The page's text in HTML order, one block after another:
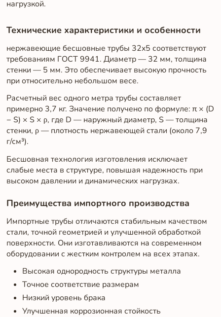
нагрузкой.
Технические характеристики и особенности
нержавеющие бесшовные трубы 32x5 соответствуют
требованиям ГОСТ 9941. Диаметр — 32 мм, толщина
стенки — 5 мм. Это обеспечивает высокую прочность
при относительно небольшом весе.
Расчетный вес одного метра трубы составляет
примерно 3,7 кг. Значение получено по формуле: π × (D
− S) × S × ρ, где D — наружный диаметр, S — толщина
стенки, ρ — плотность нержавеющей стали (около 7,9
г/см³).
Бесшовная технология изготовления исключает
слабые места в структуре, повышая надежность при
высоком давлении и динамических нагрузках.
Преимущества импортного производства
Импортные трубы отличаются стабильным качеством
стали, точной геометрией и улучшенной обработкой
поверхности. Они изготавливаются на современном
оборудовании с жестким контролем на всех этапах.
Высокая однородность структуры металла
Точное соответствие размерам
Низкий уровень брака
Улучшенная коррозионная стойкость